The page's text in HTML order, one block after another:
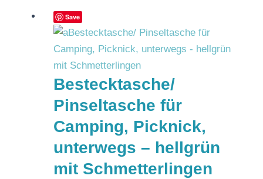
Save
Bestecktasche/
Pinseltasche für
Camping, Picknick,
unterwegs – hellgrün
mit Schmetterlingen